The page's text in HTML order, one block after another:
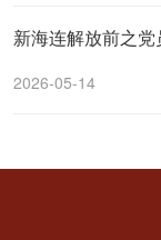
新海连解放前之党
2026-05-14